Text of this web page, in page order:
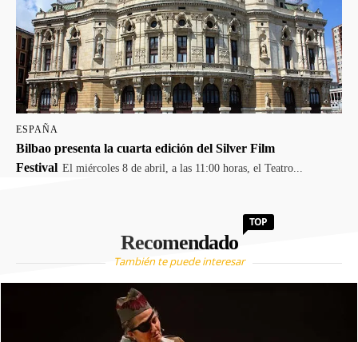
ESPAÑA
Bilbao presenta la cuarta edición del Silver Film
Festival El miércoles 8 de abril, a las 11:00 horas, el Teatro...
Recomendado
TOP
También te puede interesar